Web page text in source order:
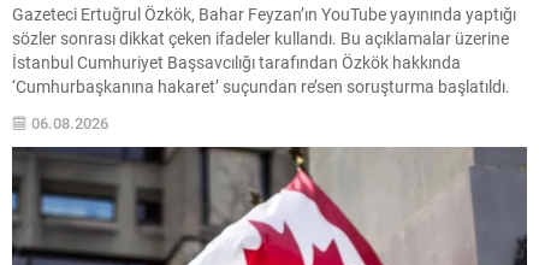
Gazeteci Ertuğrul Özkök, Bahar Feyzan’ın YouTube yayınında yaptığı
sözler sonrası dikkat çeken ifadeler kullandı. Bu açıklamalar üzerine
İstanbul Cumhuriyet Başsavcılığı tarafından Özkök hakkında
‘Cumhurbaşkanına hakaret’ suçundan re’sen soruşturma başlatıldı.
Özkök, hakkındaki soruşturma kapsamında Çağlayan’daki İstanbul
Adalet Sarayı’na giderek savcılığa ifade verdi. İfadesinin ardından
adliyeden ayrıldığı bildirildi. Programdaki sözleri ve savunması...
06.08.2026